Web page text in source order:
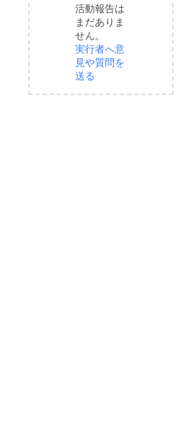
活動報告は
まだありま
せん。
実行者へ意
見や質問を
送る